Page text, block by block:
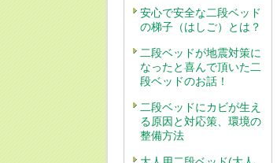
安心で安全な二段ベッド
の梯子（はしご）とは？
二段ベッドが地震対策に
なったと喜んで頂いた二
段ベッドのお話！
二段ベッドにカビが生え
る原因と対応策、環境の
整備方法